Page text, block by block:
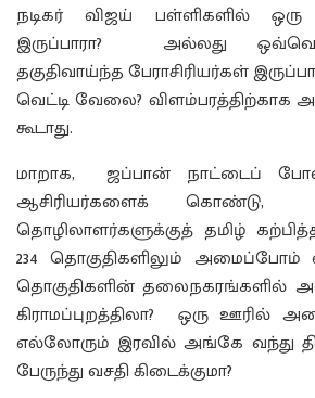
நடிகர் விஜய் பள்ளிகளில் ஒரு
இருப்பாரா? அல்லது
தகுதிவாய்ந்த பேராசிரியர்கள்
வெட்டி வேலை? விளம்பரத்திற்காக
கூடாது.
மாறாக, ஜப்பான் நாட்டைப்
ஆசிரியர்களைக்
தொழிலாளர்களுக்குத் தமிழ்
234 தொகுதிகளிலும்
தொகுதிகளின் தலைநகரங்களில்
கிராமப்புறத்திலா? ஒரு ஊரில்
எல்லோரும் இரவில் அங்கே வந்து
பேருந்து வசதி கிடைக்குமா?